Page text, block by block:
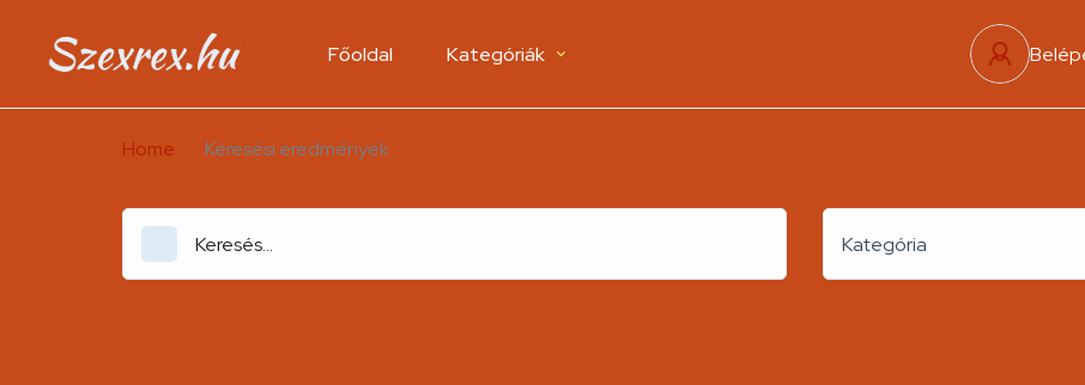
Főoldal Kategóriák
Home Keresési eredmények
Kategória